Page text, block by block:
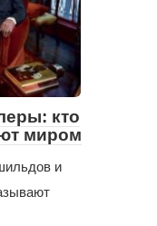
кто
миром
и